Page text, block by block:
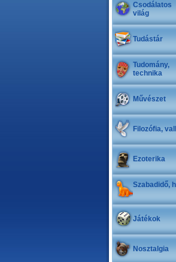
Csodálatos
világ
Tudástár
Tudomány,
technika
Művészet
Filozófia,
Ezoterika
Szabadidő,
Játékok
Nosztalgia